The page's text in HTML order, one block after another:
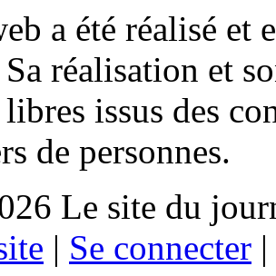
a été réalisé et
Sa réalisation et
issus des
de personnes.
Le site du
| Se connecter |